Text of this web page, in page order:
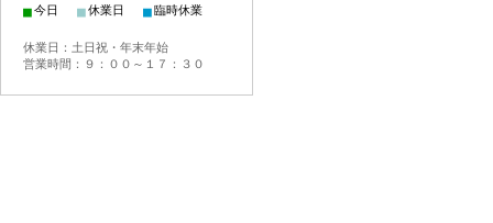
■今日 ■休業日 ■臨時休業
休業日：土日祝・年末年始
営業時間：９：００～１７：３０